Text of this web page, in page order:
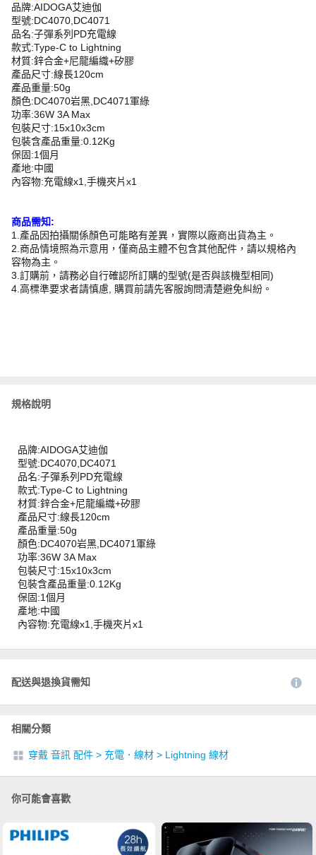
品牌:AIDOGA艾迪伽
型號:DC4070,DC4071
品名:子彈系列PD充電線
款式:Type-C to Lightning
材質:鋅合金+尼龍編織+矽膠
產品尺寸:線長120cm
產品重量:50g
顏色:DC4070岩黑,DC4071軍綠
功率:36W 3A Max
包裝尺寸:15x10x3cm
包裝含產品重量:0.12Kg
保固:1個月
產地:中國
內容物:充電線x1,手機夾片x1
商品需知:
1.產品因拍攝關係顏色可能略有差異，實際以廠商出貨為主。
2.商品情境照為示意用，僅商品主體不包含其他配件，請以規格內
容物為主。
3.訂購前，請務必自行確認所訂購的型號(是否與該機型相同)
4.高標準要求者請慎慮, 購買前請先客服詢問清楚避免糾紛。
規格說明
品牌:AIDOGA艾迪伽
型號:DC4070,DC4071
品名:子彈系列PD充電線
款式:Type-C to Lightning
材質:鋅合金+尼龍編織+矽膠
產品尺寸:線長120cm
產品重量:50g
顏色:DC4070岩黑,DC4071軍綠
功率:36W 3A Max
包裝尺寸:15x10x3cm
包裝含產品重量:0.12Kg
保固:1個月
產地:中國
內容物:充電線x1,手機夾片x1
配送與退換貨需知
相關分類
穿戴 音訊 配件 > 充電．線材 > Lightning 線材
你可能會喜歡